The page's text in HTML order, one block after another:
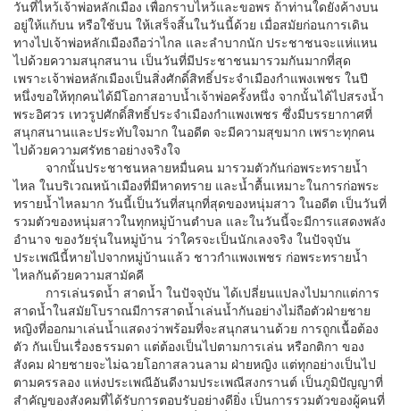
วันที่ไหว้เจ้าพ่อหลักเมือง เพื่อกราบไหว้และขอพร ถ้าท่านใดยังค้างบน
อยู่ให้แก้บน หรือใช้บน ให้เสร็จสิ้นในวันนี้ด้วย เมื่อสมัยก่อนการเดิน
ทางไปเจ้าพ่อหลักเมืองถือว่าไกล และลำบากนัก ประชาชนจะแห่แหน
ไปด้วยความสนุกสนาน เป็นวันที่มีประชาชนมารวมกันมากที่สุด
เพราะเจ้าพ่อหลักเมืองเป็นสิ่งศักดิ์สิทธิ์ประจำเมืองกำแพงเพชร ในปี
หนึ่งขอให้ทุกคนได้มีโอกาสอาบน้ำเจ้าพ่อครั้งหนึ่ง จากนั้นได้ไปสรงน้ำ
พระอิศวร เทวรูปศักดิ์สิทธิ์ประจำเมืองกำแพงเพชร ซึ่งมีบรรยากาศที่
สนุกสนานและประทับใจมาก ในอดีต จะมีความสุขมาก เพราะทุกคน
ไปด้วยความศรัทธาอย่างจริงใจ
จากนั้นประชาชนหลายหมื่นคน มารวมตัวกันก่อพระทรายน้ำ
ไหล ในบริเวณหน้าเมืองที่มีหาดทราย และน้ำตื้นเหมาะในการก่อพระ
ทรายน้ำไหลมาก วันนี้เป็นวันที่สนุกที่สุดของหนุ่มสาว ในอดีต เป็นวันที่
รวมตัวของหนุ่มสาวในทุกหมู่บ้านตำบล และในวันนี้จะมีการแสดงพลัง
อำนาจ ของวัยรุ่นในหมู่บ้าน ว่าใครจะเป็นนักเลงจริง ในปัจจุบัน
ประเพณีนี้หายไปจากหมู่บ้านแล้ว ชาวกำแพงเพชร ก่อพระทรายน้ำ
ไหลกันด้วยความสามัคคี
การเล่นรดน้ำ สาดน้ำ ในปัจจุบัน ได้เปลี่ยนแปลงไปมากแต่การ
สาดน้ำในสมัยโบราณมีการสาดน้ำเล่นน้ำกันอย่างไม่ถือตัวฝ่ายชาย
หญิงที่ออกมาเล่นน้ำแสดงว่าพร้อมที่จะสนุกสนานด้วย การถูกเนื้อต้อง
ตัว กันเป็นเรื่องธรรมดา แต่ต้องเป็นไปตามการเล่น หรือกติกา ของ
สังคม ฝ่ายชายจะไม่ฉวยโอกาสลวนลาม ฝ่ายหญิง แต่ทุกอย่างเป็นไป
ตามครรลอง แห่งประเพณีอันดีงามประเพณีสงกรานต์ เป็นภูมิปัญญาที่
สำคัญของสังคมที่ได้รับการตอบรับอย่างดียิ่ง เป็นการรวมตัวของผู้คนที่